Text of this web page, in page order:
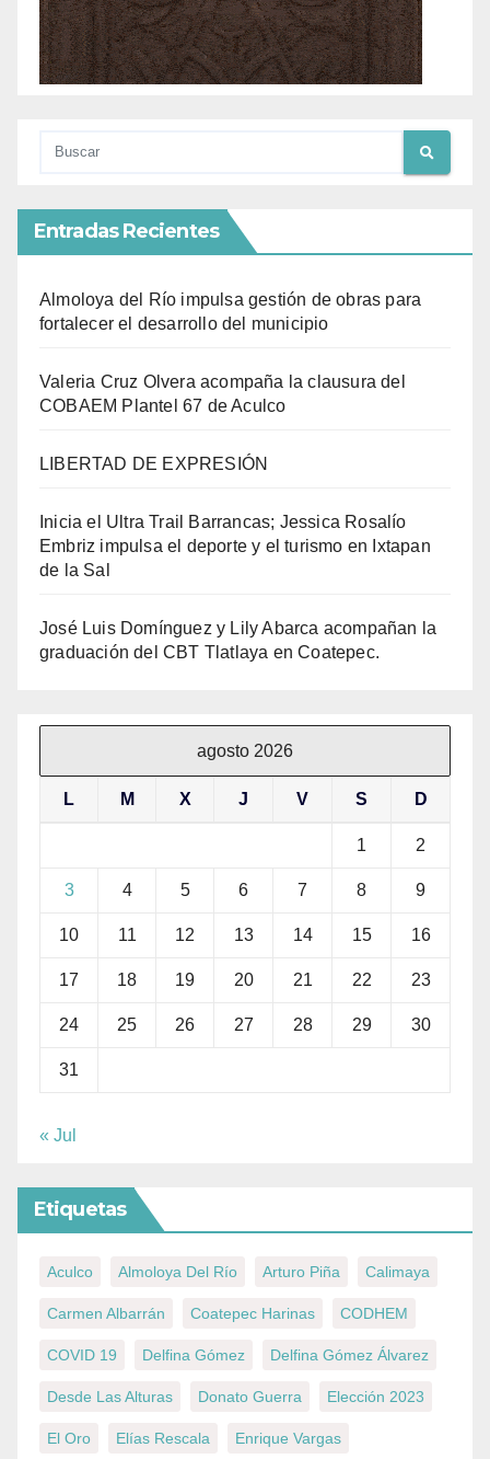
Entradas Recientes
Almoloya del Río impulsa gestión de obras para
fortalecer el desarrollo del municipio
Valeria Cruz Olvera acompaña la clausura del
COBAEM Plantel 67 de Aculco
LIBERTAD DE EXPRESIÓN
Inicia el Ultra Trail Barrancas; Jessica Rosalío
Embriz impulsa el deporte y el turismo en Ixtapan
de la Sal
José Luis Domínguez y Lily Abarca acompañan la
graduación del CBT Tlatlaya en Coatepec.
agosto 2026
L M X J V S D
1 2
3 4 5 6 7 8 9
10 11 12 13 14 15 16
17 18 19 20 21 22 23
24 25 26 27 28 29 30
31
« Jul
Etiquetas
Aculco Almoloya Del Río Arturo Piña Calimaya
Carmen Albarrán Coatepec Harinas CODHEM
COVID 19 Delfina Gómez Delfina Gómez Álvarez
Desde Las Alturas Donato Guerra Elección 2023
El Oro Elías Rescala Enrique Vargas